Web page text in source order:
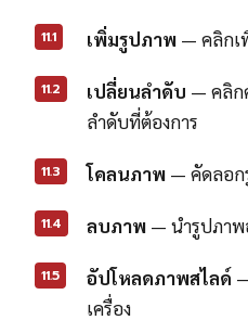
11.1 เพิ่มรูปภาพ — คลิกเ
11.2 เปลี่ยนลำดับ — คลิก
ลำดับที่ต้องการ
11.3 โคลนภาพ — คัดลอก
11.4 ลบภาพ — นำรูปภาพ
11.5 อัปโหลดภาพสไลด์
เครื่อง